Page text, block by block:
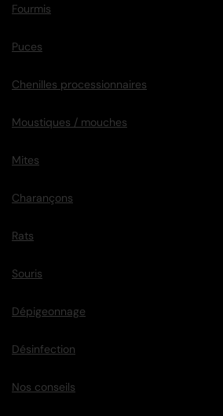
Fourmis
Puces
Chenilles processionnaires
Moustiques / mouches
Mites
Charançons
Rats
Souris
Dépigeonnage
Désinfection
Nos conseils